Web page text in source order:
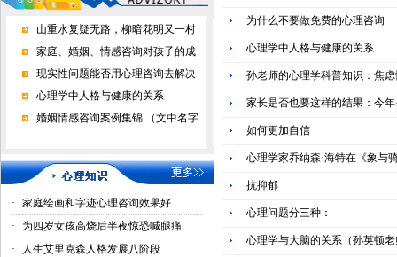
·心理咨询能挽回婚恋情感吗？
山重水复疑无路，柳暗花明又一村
家庭、婚姻、情感咨询对孩子的成
现实性问题能否用心理咨询去解决
心理学中人格与健康的关系
婚姻情感咨询案例集锦 （文中名字
·
家庭绘画和字迹心理咨询效果好
·
为四岁女孩高烧后半夜惊恐喊腿痛
·
人生艾里克森人格发展八阶段
为什么不要做免费的心理咨询
心理学中人格与健康的关系
孙老师的心理学科普知识：焦
家长是否也要这样的结果：今
如何更加自信
心理学家乔纳森·海特在《象与
抗抑郁
心理问题分三种：
心理学与大脑的关系（孙英顿